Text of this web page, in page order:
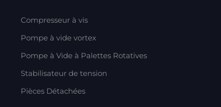
Compresseur à vis
Pompe à vide vortex
Pompe à Vide à Palettes Rotatives
Stabilisateur de tension
Pièces Détachées